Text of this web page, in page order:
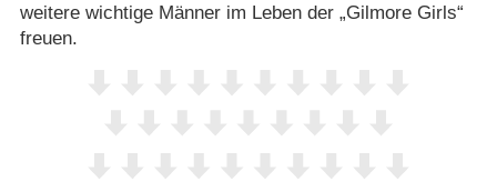
weitere wichtige Männer im Leben der „Gilmore Girls“
freuen.